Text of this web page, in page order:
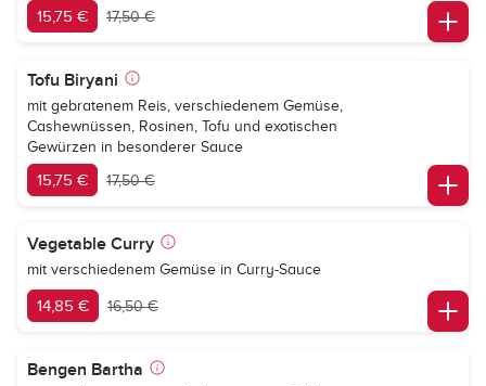
15,75 € 17,50 €
Tofu Biryani
mit gebratenem Reis, verschiedenem Gemüse,
Cashewnüssen, Rosinen, Tofu und exotischen
Gewürzen in besonderer Sauce
15,75 € 17,50 €
Vegetable Curry
mit verschiedenem Gemüse in Curry-Sauce
14,85 € 16,50 €
Bengen Bartha